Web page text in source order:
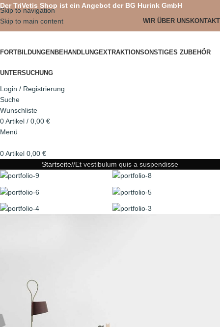
Skip to navigation
Skip to main content
Der TriVetis Shop ist ein Angebot der BG Hurink GmbH
WIR ÜBER UNS KONTAKT
FORTBILDUNGEN BEHANDLUNGEXTRAKTIONSONSTIGES ZUBEHÖR
UNTERSUCHUNG
Login / Registrierung
Suche
Wunschliste
0Artikel / 0,00 €
Menü
0Artikel 0,00 €
Startseite Et vestibulum quis a suspendisse